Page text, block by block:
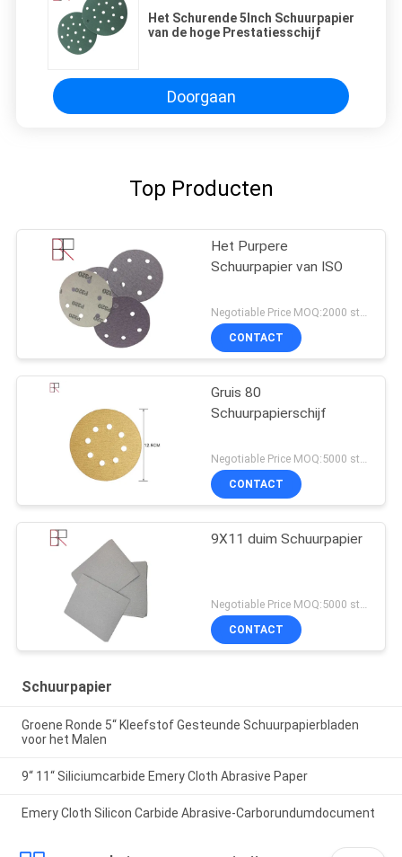
Het Schurende 5Inch Schuurpapier
van de hoge Prestatiesschijf
Doorgaan
Top Producten
Het Purpere
Schuurpapier van ISO
CONTACT
Gruis 80
Schuurpapierschijf
CONTACT
9X11 duim Schuurpapier
Negotiable Price MOQ:5000 stukken
CONTACT
Schuurpapier
Groene Ronde 5“ Kleefstof Gesteunde Schuurpapierbladen
voor het Malen
9“ 11“ Siliciumcarbide Emery Cloth Abrasive Paper
Emery Cloth Silicon Carbide Abrasive-Carborundumdocument